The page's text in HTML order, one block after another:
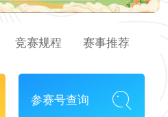
竞赛规程 赛事推荐
参赛号查询